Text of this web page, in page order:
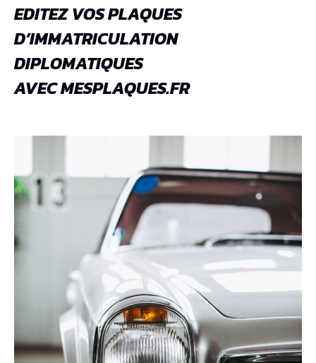
EDITEZ VOS PLAQUES
D’IMMATRICULATION
DIPLOMATIQUES
AVEC MESPLAQUES.FR